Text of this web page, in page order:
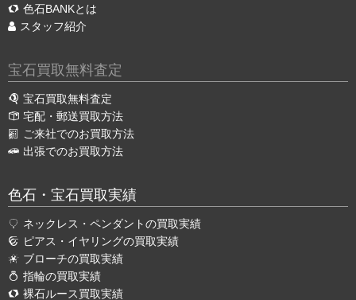
色石BANKとは
スタッフ紹介
宝石買取無料査定
宝石買取無料査定
宅配・郵送買取方法
ご来社でのお買取方法
出張でのお買取方法
色石・宝石買取実績
ネックレス・ペンダントの買取実績
ピアス・イヤリングの買取実績
ブローチの買取実績
指輪の買取実績
裸石ルース買取実績